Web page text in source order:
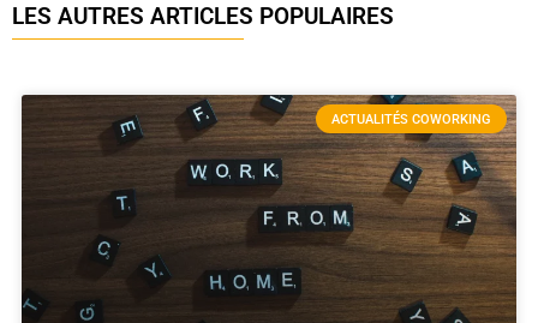
LES AUTRES ARTICLES POPULAIRES
ACTUALITÉS COWORKING